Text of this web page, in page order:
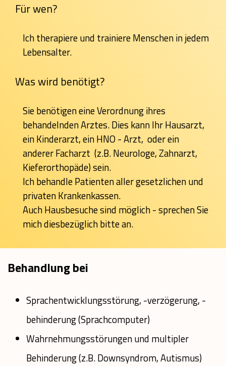
Für wen?
Ich therapiere und trainiere Menschen in jedem
Lebensalter.
Was wird benötigt?
Sie benötigen eine Verordnung ihres
behandelnden Arztes. Dies kann Ihr Hausarzt,
ein Kinderarzt, ein HNO - Arzt, oder ein
anderer Facharzt (z.B. Neurologe, Zahnarzt,
Kieferorthopäde) sein.
Ich behandle Patienten aller gesetzlichen und
privaten Krankenkassen.
Auch Hausbesuche sind möglich - sprechen Sie
mich diesbezüglich bitte an.
Behandlung bei
Sprachentwicklungsstörung, -verzögerung, -
behinderung (Sprachcomputer)
Wahrnehmungsstörungen und multipler
Behinderung (z.B. Downsyndrom, Autismus)